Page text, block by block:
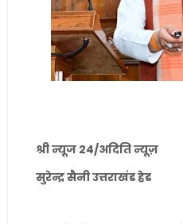
श्री न्यूज 24/अदिति न्यूज़
सुरेन्द्र सैनी उत्तराखंड हेड